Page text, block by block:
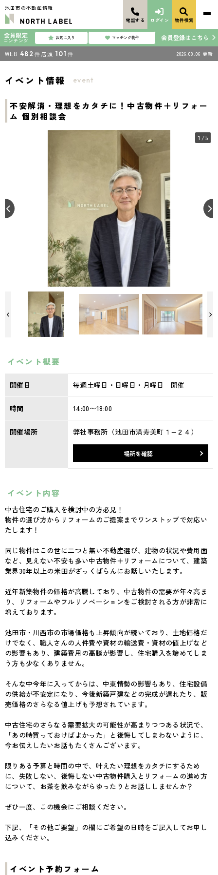
池田市の不動産情報
電話する ログイン 物件検索
会員限定
コンテンツ お気に入り マッチング物件 会員登録はこちら
WEB 482 件 店頭 101 件 2026.08.06 更新
イベント情報 event
不安解消・理想をカタチに！中古物件＋リフォー
ム 個別相談会
1 /5
イベント概要
開催日 毎週土曜日・日曜日・月曜日 開催
時間 14:00〜18:00
開催場所 弊社事務所（池田市満寿美町１−２４）
場所を確認
イベント内容
中古住宅のご購入を検討中の方必見！
物件の選び方からリフォームのご提案までワンストップで対応い
たします！
同じ物件はこの世に二つと無い不動産選び、建物の状況や費用面
など、見えない不安も多い中古物件＋リフォームについて、建築
業界30年以上の米田がざっくばらんにお話しいたします。
近年新築物件の価格が高騰しており、中古物件の需要が年々高ま
り、リフォームやフルリノベーションをご検討される方が非常に
増えております。
池田市・川西市の市場価格も上昇傾向が続いており、土地価格だ
けでなく、職人さんの人件費や資材の輸送費・資材の値上げなど
の影響もあり、建築費用の高騰が影響し、住宅購入を諦めてしま
う方も少なくありません。
そんな中今年に入ってからは、中東情勢の影響もあり、住宅設備
の供給が不安定になり、今後新築戸建などの完成が遅れたり、販
売価格のさらなる値上げも予想されています。
中古住宅のさらなる需要拡大の可能性が高まりつつある状況で、
「あの時買っておけばよかった」と後悔してしまわないように、
今お伝えしたいお話もたくさんございます。
限りある予算と時間の中で、叶えたい理想をカタチにするため
に、失敗しない、後悔しない中古物件購入とリフォームの進め方
について、お茶を飲みながらゆったりとお話ししませんか？
ぜひ一度、この機会にご相談ください。
下記、「その他ご要望」の欄にご希望の日時をご記入してお申し
込みください。
イベント予約フォーム